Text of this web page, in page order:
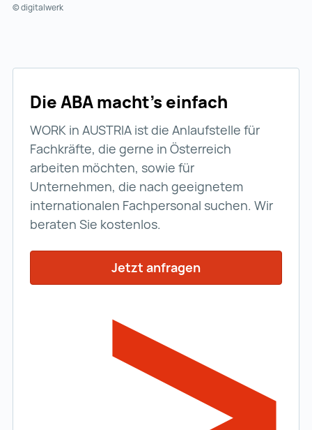
© digitalwerk
Die ABA macht’s einfach
WORK in AUSTRIA ist die Anlaufstelle für
Fachkräfte, die gerne in Österreich
arbeiten möchten, sowie für
Unternehmen, die nach geeignetem
internationalen Fachpersonal suchen. Wir
beraten Sie kostenlos.
Jetzt anfragen